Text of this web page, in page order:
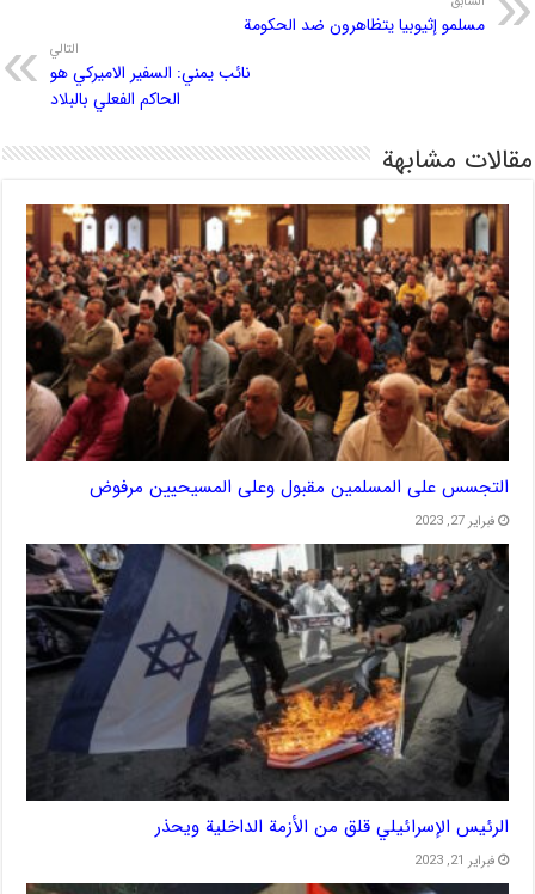
مسلمو إثيوبيا يتظاهرون ضد الحكومة
التالي
نائب يمني: السفير الاميركي هو
الحاكم الفعلي بالبلاد
مقالات مشابهة
التجسس على المسلمين مقبول وعلى المسيحيين مرفوض
فبراير 27, 2023
الرئيس الإسرائيلي قلق من الأزمة الداخلية ويحذر
فبراير 21, 2023